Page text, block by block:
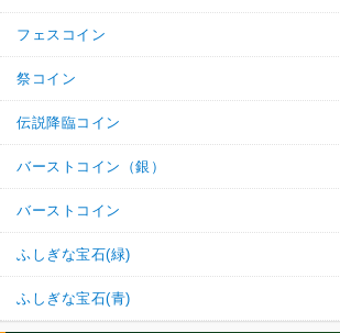
フェスコイン
祭コイン
伝説降臨コイン
バーストコイン（銀）
バーストコイン
ふしぎな宝石(緑)
ふしぎな宝石(青)